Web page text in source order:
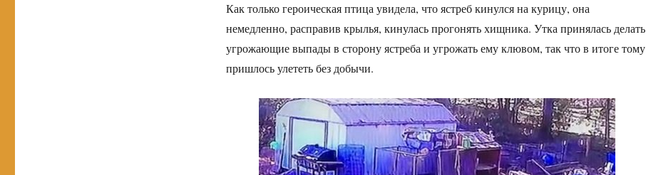
Как только героическая птица увидела, что ястреб кинулся на курицу, она
немедленно, расправив крылья, кинулась прогонять хищника. Утка принялась делать
угрожающие выпады в сторону ястреба и угрожать ему клювом, так что в итоге тому
пришлось улететь без добычи.